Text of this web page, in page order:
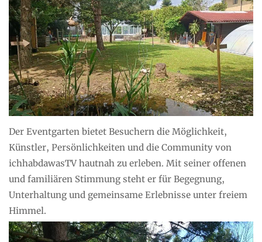
Der Eventgarten bietet Besuchern die Möglichkeit,
Künstler, Persönlichkeiten und die Community von
ichhabdawasTV hautnah zu erleben. Mit seiner offenen
und familiären Stimmung steht er für Begegnung,
Unterhaltung und gemeinsame Erlebnisse unter freiem
Himmel.